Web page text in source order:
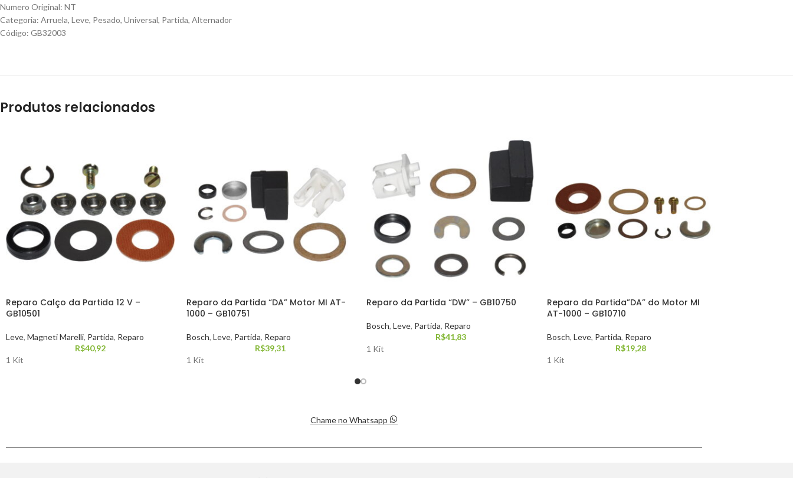
Numero Original: NT
Categoria: Arruela, Leve, Pesado, Universal, Partida, Alternador
Código: GB32003
Produtos relacionados
Reparo Calço da Partida 12 V –
GB10501
Leve, Magneti Marelli, Partida, Reparo
R$40,92
1 Kit
Reparo da Partida “DA” Motor MI AT-
1000 – GB10751
Bosch, Leve, Partida, Reparo
R$39,31
1 Kit
Reparo da Partida “DW” – GB10750
Bosch, Leve, Partida, Reparo
R$41,83
1 Kit
Reparo da Partida”DA” do Motor MI
AT-1000 – GB10710
Bosch, Leve, Partida, Reparo
R$19,28
1 Kit
Chame no Whatsapp